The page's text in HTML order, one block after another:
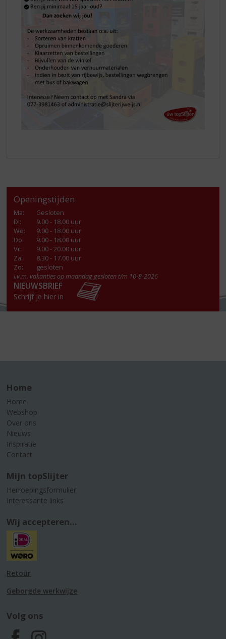
Openingstijden
Ma:
Gesloten
Di:
9.00 - 18.00 uur
Wo:
9.00 - 18.00 uur
Do:
9.00 - 18.00 uur
Vr:
9.00 - 20.00 uur
Za:
8.30 - 17.00 uur
Zo:
gesloten
I.v.m. vakanties op maandag gesloten t/m 10-8-2026
NIEUWSBRIEF
Schrijf je hier in
Home
Home
Webshop
Over ons
Nieuws
Inspiratie
Contact
Mijn topSlijter
Herroepingsformulier
Interessante links
Wij accepteren...
Retour
Geborgde werkwijze
Volg ons